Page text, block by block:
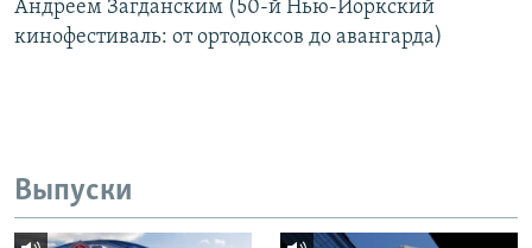
Андреем Загданским (50-й Нью-Йоркский
кинофестиваль: от ортодоксов до авангарда)
Выпуски